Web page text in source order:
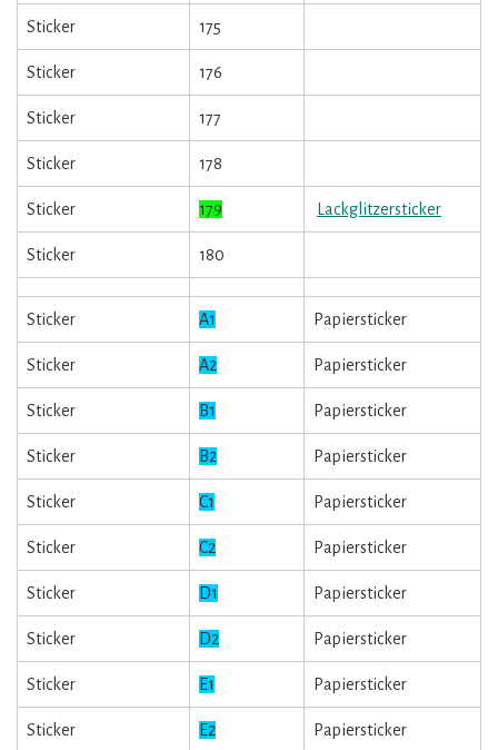
Sticker 175
Sticker 176
Sticker 177
Sticker 178
Sticker 179 Lackglitzersticker
Sticker 180
Sticker A1 Papiersticker
Sticker A2 Papiersticker
Sticker B1 Papiersticker
Sticker B2 Papiersticker
Sticker C1 Papiersticker
Sticker C2 Papiersticker
Sticker D1 Papiersticker
Sticker D2 Papiersticker
Sticker E1 Papiersticker
Sticker E2 Papiersticker